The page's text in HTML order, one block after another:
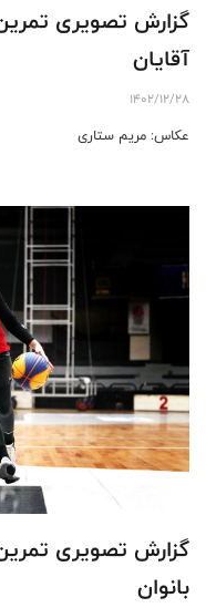
گزارش تصویری
آقایان
1402/12/28
عکاس: مریم ستاری
گزارش تصویری
بانوان